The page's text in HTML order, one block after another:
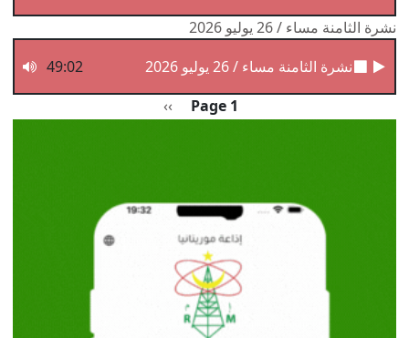
نشرة الثامنة مساء / 26 يوليو 2026
نشرة الثامنة مساء / 26 يوليو 2026
49:02
Page 1 الصفحة التالية
››